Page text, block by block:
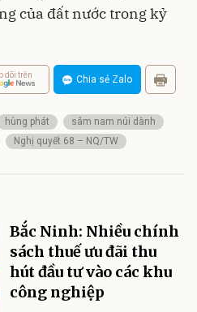
của đất nước trong kỷ
dõi trên Chia sẻ Zalo
hùng phát
sâm nam núi dành
Nghị quyết 68 – NQ/TW
Bắc Ninh: Nhiều chính
sách thuế ưu đãi thu
hút đầu tư vào các khu
công nghiệp